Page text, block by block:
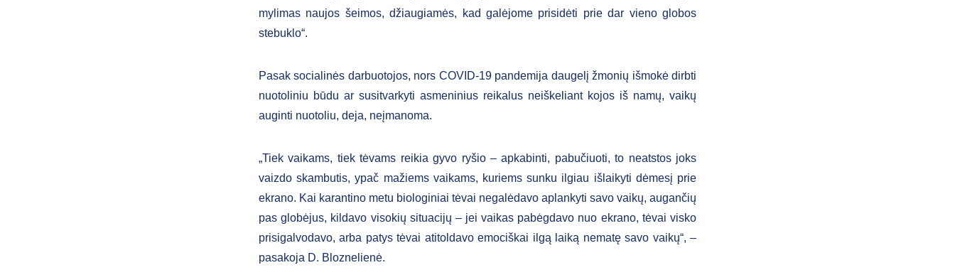
mylimas naujos šeimos, džiaugiamės, kad galėjome prisidėti prie dar vieno globos
stebuklo“.
Pasak socialinės darbuotojos, nors COVID-19 pandemija daugelį žmonių išmokė dirbti
nuotoliniu būdu ar susitvarkyti asmeninius reikalus neiškeliant kojos iš namų, vaikų
auginti nuotoliu, deja, neįmanoma.
„Tiek vaikams, tiek tėvams reikia gyvo ryšio – apkabinti, pabučiuoti, to neatstos joks
vaizdo skambutis, ypač mažiems vaikams, kuriems sunku ilgiau išlaikyti dėmesį prie
ekrano. Kai karantino metu biologiniai tėvai negalėdavo aplankyti savo vaikų, augančių
pas globėjus, kildavo visokių situacijų – jei vaikas pabėgdavo nuo ekrano, tėvai visko
prisigalvodavo, arba patys tėvai atitoldavo emociškai ilgą laiką nematę savo vaikų“, –
pasakoja D. Bloznelienė.